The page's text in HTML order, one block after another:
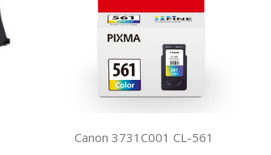
Canon 3731C001 CL-561